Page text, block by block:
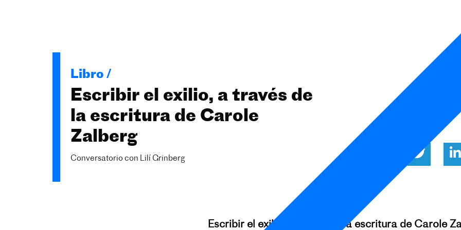
Libro /
Escribir el exilio, a través de
la escritura de Carole
Zalberg
Conversatorio con Lilí Grinberg
Escribir el exilio, a través de la escritura de Carole